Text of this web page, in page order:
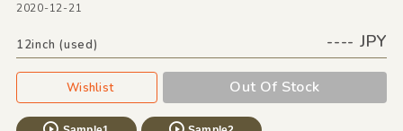
2020-12-21
12inch (used) ---- JPY
Wishlist Out Of Stock